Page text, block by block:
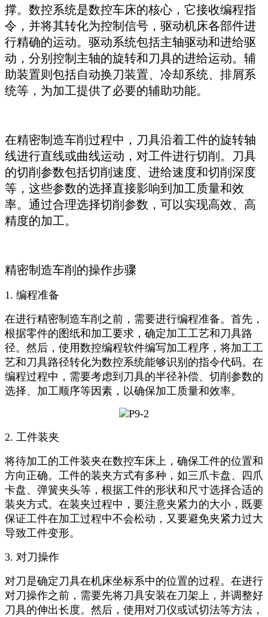
撑。数控系统是数控车床的核心，它接收编程指
令，并将其转化为控制信号，驱动机床各部件进
行精确的运动。驱动系统包括主轴驱动和进给驱
动，分别控制主轴的旋转和刀具的进给运动。辅
助装置则包括自动换刀装置、冷却系统、排屑系
统等，为加工提供了必要的辅助功能。
在精密制造车削过程中，刀具沿着工件的旋转轴
线进行直线或曲线运动，对工件进行切削。刀具
的切削参数包括切削速度、进给速度和切削深度
等，这些参数的选择直接影响到加工质量和效
率。通过合理选择切削参数，可以实现高效、高
精度的加工。
精密制造车削的操作步骤
1. 编程准备
在进行精密制造车削之前，需要进行编程准备。首先，
根据零件的图纸和加工要求，确定加工工艺和刀具路
径。然后，使用数控编程软件编写加工程序，将加工工
艺和刀具路径转化为数控系统能够识别的指令代码。在
编程过程中，需要考虑到刀具的半径补偿、切削参数的
选择、加工顺序等因素，以确保加工质量和效率。
2. 工件装夹
将待加工的工件装夹在数控车床上，确保工件的位置和
方向正确。工件的装夹方式有多种，如三爪卡盘、四爪
卡盘、弹簧夹头等，根据工件的形状和尺寸选择合适的
装夹方式。在装夹过程中，要注意夹紧力的大小，既要
保证工件在加工过程中不会松动，又要避免夹紧力过大
导致工件变形。
3. 对刀操作
对刀是确定刀具在机床坐标系中的位置的过程。在进行
对刀操作之前，需要先将刀具安装在刀架上，并调整好
刀具的伸出长度。然后，使用对刀仪或试切法等方法，